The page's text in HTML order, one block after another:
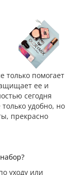
помогает
ее и
сегодня
удобно, но
прекрасно
уходу или